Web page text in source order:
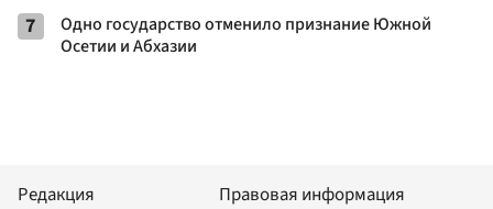
7
Одно государство отменило признание Южной
Осетии и Абхазии
Редакция
Правовая информация